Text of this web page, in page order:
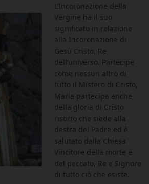
L’Incoronazione della
Vergine ha il suo
significato in relazione
alla Incoronazione di
Gesù Cristo, Re
dell’universo. Partecipe
come nessun altro di
tutto il Mistero di Cristo,
Maria partecipa anche
della gloria di Cristo
risorto che siede alla
destra del Padre ed è
salutato dalla Chiesa
Vincitore della morte e
del peccato, Re e Signore
di tutto ciò che esiste.